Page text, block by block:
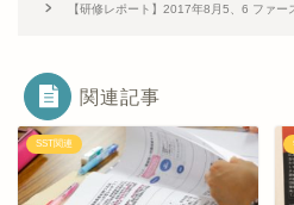
【研修レポート】2017年8月5、6 ファー
関連記事
SST関連